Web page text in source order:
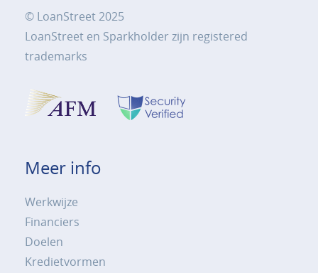
© LoanStreet 2025
LoanStreet en Sparkholder zijn registered
trademarks
Meer info
Werkwijze
Financiers
Doelen
Kredietvormen